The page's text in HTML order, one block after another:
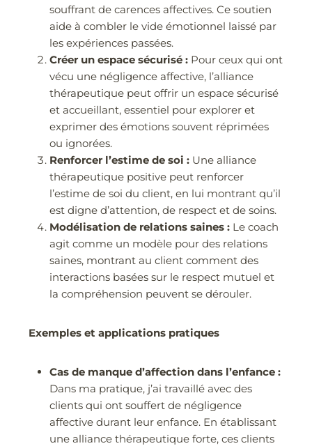
souffrant de carences affectives. Ce soutien
aide à combler le vide émotionnel laissé par
les expériences passées.
Créer un espace sécurisé : Pour ceux qui ont
vécu une négligence affective, l’alliance
thérapeutique peut offrir un espace sécurisé
et accueillant, essentiel pour explorer et
exprimer des émotions souvent réprimées
ou ignorées.
Renforcer l’estime de soi : Une alliance
thérapeutique positive peut renforcer
l’estime de soi du client, en lui montrant qu’il
est digne d’attention, de respect et de soins.
Modélisation de relations saines : Le coach
agit comme un modèle pour des relations
saines, montrant au client comment des
interactions basées sur le respect mutuel et
la compréhension peuvent se dérouler.
Exemples et applications pratiques
Cas de manque d’affection dans l’enfance :
Dans ma pratique, j’ai travaillé avec des
clients qui ont souffert de négligence
affective durant leur enfance. En établissant
une alliance thérapeutique forte, ces clients